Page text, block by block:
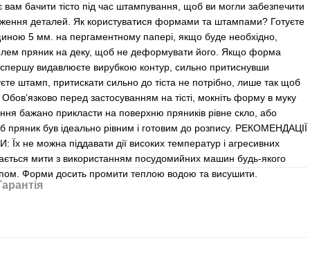
вам бачити тісто під час штампування, щоб ви могли забезпечити
деталей. Як користуватися формами та штампами? Готуєте
5 мм. на пергаментному папері, якщо буде необхідно,
пряник на деку, щоб не деформувати його. Якщо форма
видавлюєте вирубкою контур, сильно притиснувши
штамп, притискати сильно до тіста не потрібно, лише так щоб
Обов’язково перед застосуванням на тісті, мокніть форму в муку
бажано прикласти на поверхню пряників рівне скло, або
пряник був ідеально рівним і готовим до розпису. РЕКОМЕНДАЦІЇ
можна піддавати дії високих температур і агресивних
мити з використанням посудомийних машин будь-якого
Форми досить промити теплою водою та висушити.